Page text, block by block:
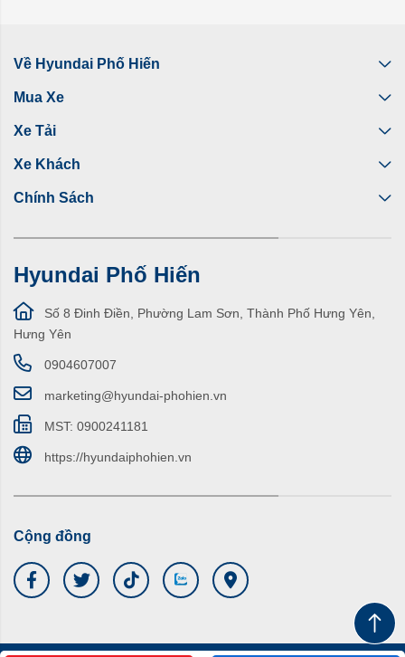
Về Hyundai Phố Hiến
Mua Xe
Xe Tải
Xe Khách
Chính Sách
Hyundai Phố Hiến
Số 8 Đinh Điền, Phường Lam Sơn, Thành Phố Hưng Yên,
Hưng Yên
0904607007
marketing@hyundai-phohien.vn
MST: 0900241181
https://hyundaiphohien.vn
Cộng đồng